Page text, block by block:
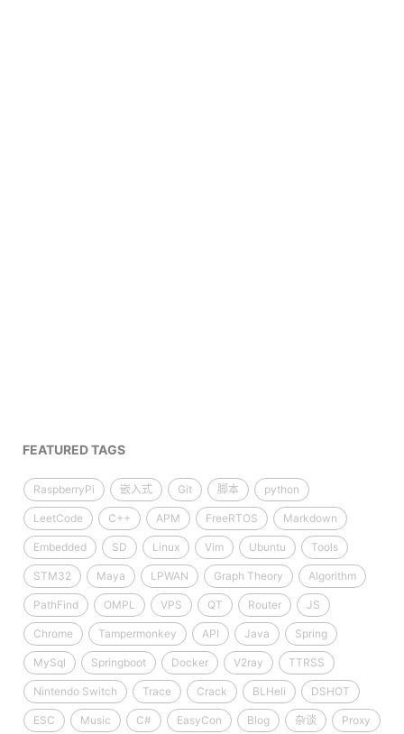
FEATURED TAGS
RaspberryPi 嵌入式 Git 脚本 python
LeetCode C++ APM FreeRTOS Markdown
Embedded SD Linux Vim Ubuntu Tools
STM32 Maya LPWAN Graph Theory Algorithm
PathFind OMPL VPS QT Router JS
Chrome Tampermonkey API Java Spring
MySql Springboot Docker V2ray TTRSS
Nintendo Switch Trace Crack BLHeli DSHOT
ESC Music C# EasyCon Blog 杂谈 Proxy